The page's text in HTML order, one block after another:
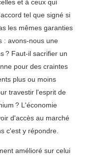
et à ceux qui
tel que signé si
les mêmes garanties
: avons-nous une
? Faut-il sacrifier un
pour des craintes
plus ou moins
travestir l'esprit de
? L'économie
d'accès au marché
c'est y répondre.
amélioré sur celui